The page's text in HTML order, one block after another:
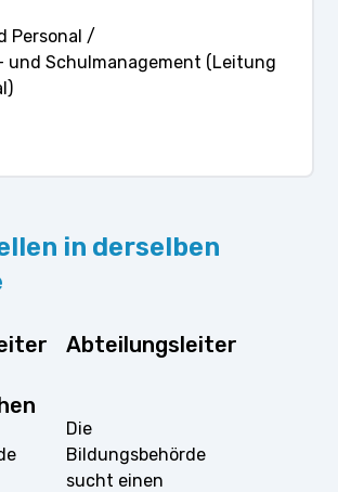
Personal /
Schulmanagement (Leitung
in derselben
Abteilungsleiter
Die
Bildungsbehörde
sucht einen